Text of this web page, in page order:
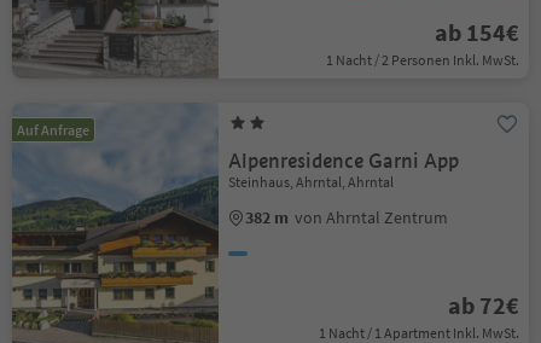
ab 154€
1 Nacht / 2 Personen Inkl. MwSt.
Auf Anfrage
Alpenresidence Garni App
Steinhaus, Ahrntal, Ahrntal
382 m von Ahrntal Zentrum
ab 72€
1 Nacht / 1 Apartment Inkl. MwSt.